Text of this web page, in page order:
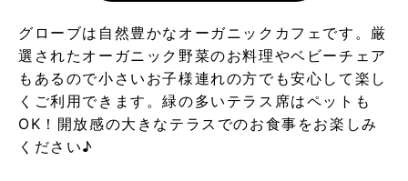
グローブは自然豊かなオーガニックカフェです。厳
選されたオーガニック野菜のお料理やベビーチェア
もあるので小さいお子様連れの方でも安心して楽し
くご利用できます。緑の多いテラス席はペットも
OK！開放感の大きなテラスでのお食事をお楽しみ
ください♪